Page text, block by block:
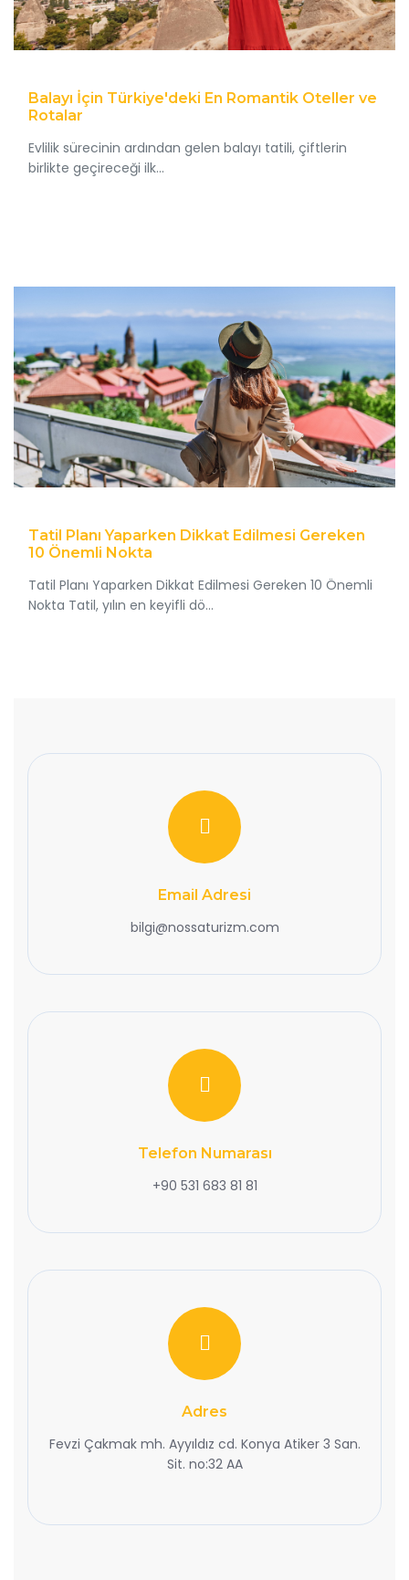
Balayı İçin Türkiye'deki En Romantik Oteller ve
Rotalar
Evlilik sürecinin ardından gelen balayı tatili, çiftlerin
birlikte geçireceği ilk...
Tatil Planı Yaparken Dikkat Edilmesi Gereken
10 Önemli Nokta
Tatil Planı Yaparken Dikkat Edilmesi Gereken 10 Önemli
Nokta Tatil, yılın en keyifli dö...
Email Adresi
bilgi@nossaturizm.com
Telefon Numarası
+90 531 683 81 81
Adres
Fevzi Çakmak mh. Ayyıldız cd. Konya Atiker 3 San.
Sit. no:32 AA